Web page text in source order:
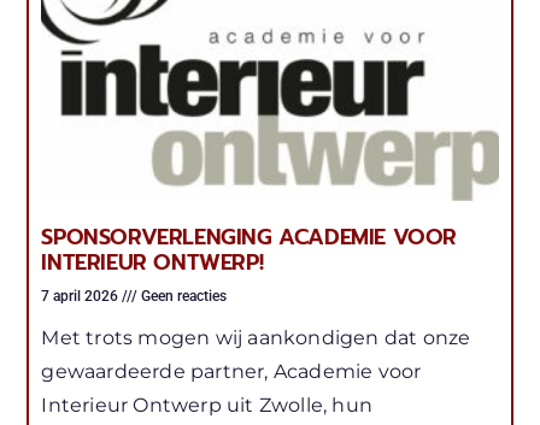
SPONSORVERLENGING ACADEMIE VOOR
INTERIEUR ONTWERP!
7 april 2026 Geen reacties
Met trots mogen wij aankondigen dat onze
gewaardeerde partner, Academie voor
Interieur Ontwerp uit Zwolle, hun